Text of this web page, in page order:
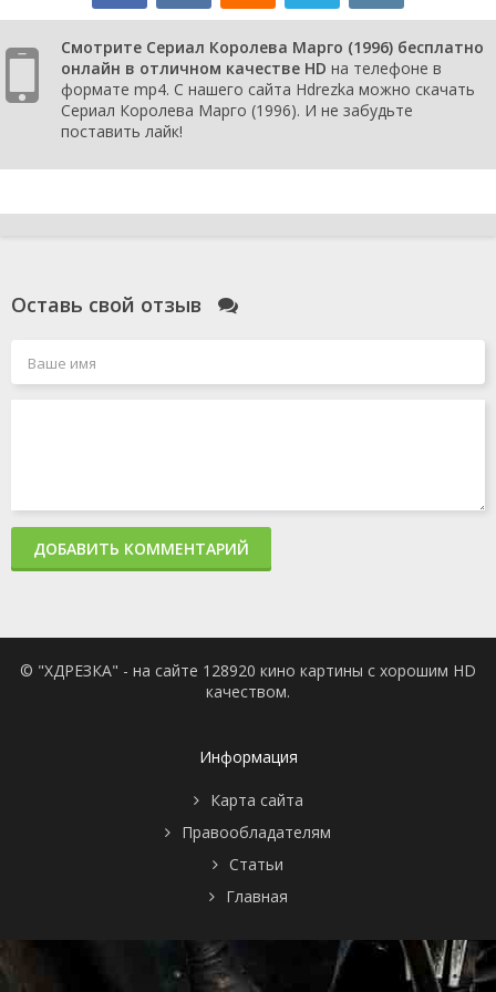
1 сезон 1
Книга судеб
1 сентября
1996
Смотрите Сериал Королева Марго (1996) бесплатно
онлайн в отличном качестве HD на телефоне в
формате mp4. С нашего сайта Hdrezka можно скачать
Сериал Королева Марго (1996). И не забудьте
поставить лайк!
Оставь свой отзыв
ДОБАВИТЬ КОММЕНТАРИЙ
© "ХДРЕЗКА" - на сайте 128920 кино картины с хорошим HD
качеством.
Информация
Карта сайта
Правообладателям
Статьи
Главная